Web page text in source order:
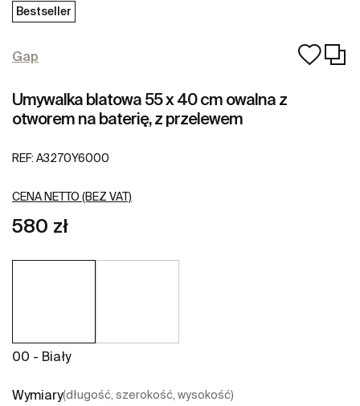
Bestseller
Gap
Umywalka blatowa 55 x 40 cm owalna z
otworem na baterię, z przelewem
REF: A3270Y6000
CENA NETTO (BEZ VAT)
580 zł
00 - Biały
Wymiary(długość, szerokość, wysokość)